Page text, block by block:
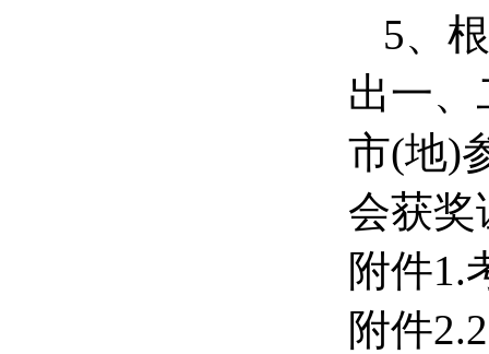
5、
出一
市(地)
会获奖
附件1.
附件